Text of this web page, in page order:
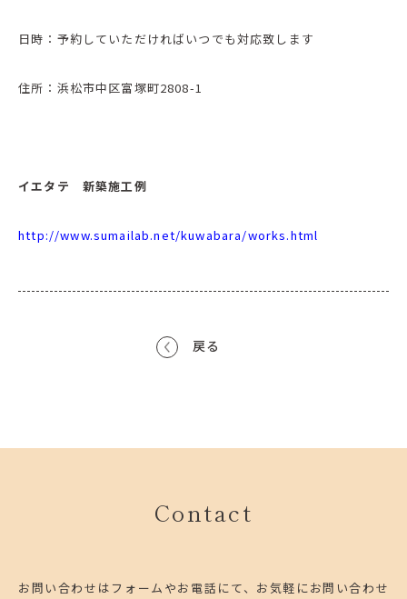
日時：予約していただければいつでも対応致します
住所：浜松市中区富塚町2808-1
イエタテ 新築施工例
http://www.sumailab.net/kuwabara/works.html
戻る
Contact
お問い合わせはフォームやお電話にて、お気軽にお問い合わせ